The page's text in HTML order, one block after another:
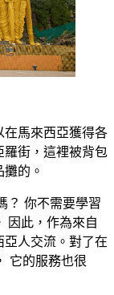
在馬來西亞獲得各
羅街，這裡被背包
的。
？ 你不需要學習
因此，作為來自
亞人交流。對了在
它的服務也很